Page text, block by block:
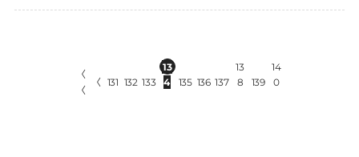
〈
〈
〈 131 132 133
13
4
135 136 137
13
8
139
14
0